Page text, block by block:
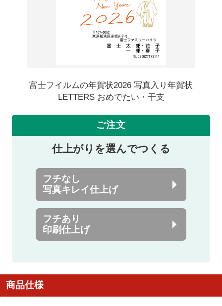
富士フイルムの年賀状2026 写真入り年賀状
LETTERS おめでたい・干支
ご注文
仕上がりを選んでつくる
フチなし
写真キレイ仕上げ
フチあり
印刷仕上げ
商品仕様